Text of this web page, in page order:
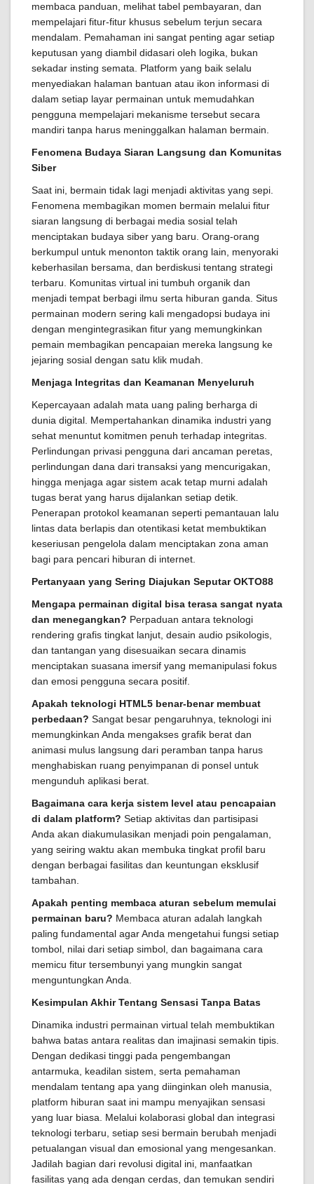
membaca panduan, melihat tabel pembayaran, dan
mempelajari fitur-fitur khusus sebelum terjun secara
mendalam. Pemahaman ini sangat penting agar setiap
keputusan yang diambil didasari oleh logika, bukan
sekadar insting semata. Platform yang baik selalu
menyediakan halaman bantuan atau ikon informasi di
dalam setiap layar permainan untuk memudahkan
pengguna mempelajari mekanisme tersebut secara
mandiri tanpa harus meninggalkan halaman bermain.
Fenomena Budaya Siaran Langsung dan Komunitas
Siber
Saat ini, bermain tidak lagi menjadi aktivitas yang sepi.
Fenomena membagikan momen bermain melalui fitur
siaran langsung di berbagai media sosial telah
menciptakan budaya siber yang baru. Orang-orang
berkumpul untuk menonton taktik orang lain, menyoraki
keberhasilan bersama, dan berdiskusi tentang strategi
terbaru. Komunitas virtual ini tumbuh organik dan
menjadi tempat berbagi ilmu serta hiburan ganda. Situs
permainan modern sering kali mengadopsi budaya ini
dengan mengintegrasikan fitur yang memungkinkan
pemain membagikan pencapaian mereka langsung ke
jejaring sosial dengan satu klik mudah.
Menjaga Integritas dan Keamanan Menyeluruh
Kepercayaan adalah mata uang paling berharga di
dunia digital. Mempertahankan dinamika industri yang
sehat menuntut komitmen penuh terhadap integritas.
Perlindungan privasi pengguna dari ancaman peretas,
perlindungan dana dari transaksi yang mencurigakan,
hingga menjaga agar sistem acak tetap murni adalah
tugas berat yang harus dijalankan setiap detik.
Penerapan protokol keamanan seperti pemantauan lalu
lintas data berlapis dan otentikasi ketat membuktikan
keseriusan pengelola dalam menciptakan zona aman
bagi para pencari hiburan di internet.
Pertanyaan yang Sering Diajukan Seputar OKTO88
Mengapa permainan digital bisa terasa sangat nyata
dan menegangkan? Perpaduan antara teknologi
rendering grafis tingkat lanjut, desain audio psikologis,
dan tantangan yang disesuaikan secara dinamis
menciptakan suasana imersif yang memanipulasi fokus
dan emosi pengguna secara positif.
Apakah teknologi HTML5 benar-benar membuat
perbedaan? Sangat besar pengaruhnya, teknologi ini
memungkinkan Anda mengakses grafik berat dan
animasi mulus langsung dari peramban tanpa harus
menghabiskan ruang penyimpanan di ponsel untuk
mengunduh aplikasi berat.
Bagaimana cara kerja sistem level atau pencapaian
di dalam platform? Setiap aktivitas dan partisipasi
Anda akan diakumulasikan menjadi poin pengalaman,
yang seiring waktu akan membuka tingkat profil baru
dengan berbagai fasilitas dan keuntungan eksklusif
tambahan.
Apakah penting membaca aturan sebelum memulai
permainan baru? Membaca aturan adalah langkah
paling fundamental agar Anda mengetahui fungsi setiap
tombol, nilai dari setiap simbol, dan bagaimana cara
memicu fitur tersembunyi yang mungkin sangat
menguntungkan Anda.
Kesimpulan Akhir Tentang Sensasi Tanpa Batas
Dinamika industri permainan virtual telah membuktikan
bahwa batas antara realitas dan imajinasi semakin tipis.
Dengan dedikasi tinggi pada pengembangan
antarmuka, keadilan sistem, serta pemahaman
mendalam tentang apa yang diinginkan oleh manusia,
platform hiburan saat ini mampu menyajikan sensasi
yang luar biasa. Melalui kolaborasi global dan integrasi
teknologi terbaru, setiap sesi bermain berubah menjadi
petualangan visual dan emosional yang mengesankan.
Jadilah bagian dari revolusi digital ini, manfaatkan
fasilitas yang ada dengan cerdas, dan temukan sendiri